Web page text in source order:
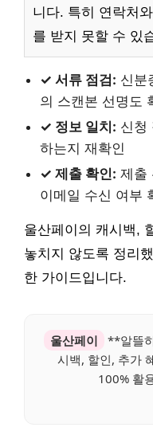
니다. 특히 연락처
를 받지 못할 수 있
✓ 서류 점검: 신분
의 스캔본 선명도
✓ 정보 일치: 신청
하는지 재확인
✓ 제출 확인: 제출
이메일 수신 여부
울산페이의 캐시백,
놓치지 않도록 정리
한 가이드입니다.
울산페이
**알뜰
시백, 할인, 추가
100% 활